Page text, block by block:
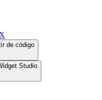
de código
Studio